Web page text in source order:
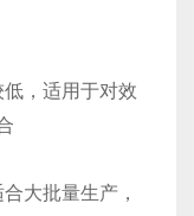
，适用于对效
大批量生产，